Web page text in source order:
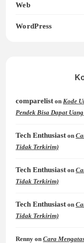
Web
WordPress
comparelist on Kode
Pendek Bisa Dapat
Tech Enthusiast on
Tidak Terkirim)
Tech Enthusiast on
Tidak Terkirim)
Tech Enthusiast on
Tidak Terkirim)
Renny on Cara